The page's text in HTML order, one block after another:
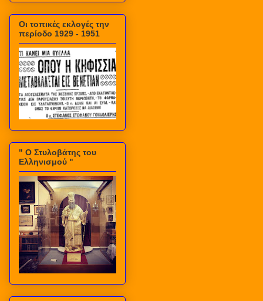
Οι τοπικές εκλογές την
περίοδο 1929 - 1951
" Ο Στυλοβάτης του
Ελληνισμού "